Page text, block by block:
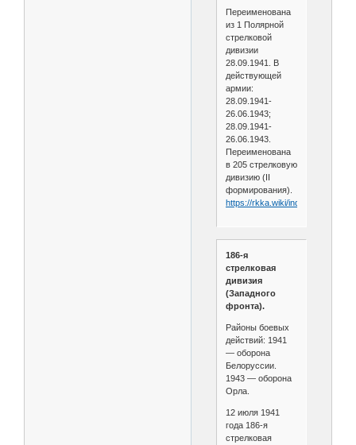
Переименована
из 1 Полярной
стрелковой
дивизии
28.09.1941. В
действующей
армии:
28.09.1941-
26.06.1943;
28.09.1941-
26.06.1943.
Переименована
в 205 стрелковую
дивизию (II
формирования).
https://rkka.wiki/index.php/
186-я
стрелковая
дивизия
(Западного
фронта).
Районы боевых
действий: 1941
— оборона
Белоруссии.
1943 — оборона
Орла.
12 июля 1941
года 186-я
стрелковая